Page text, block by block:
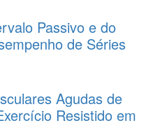
Passivo e do
de Séries
Agudas de
Resistido em